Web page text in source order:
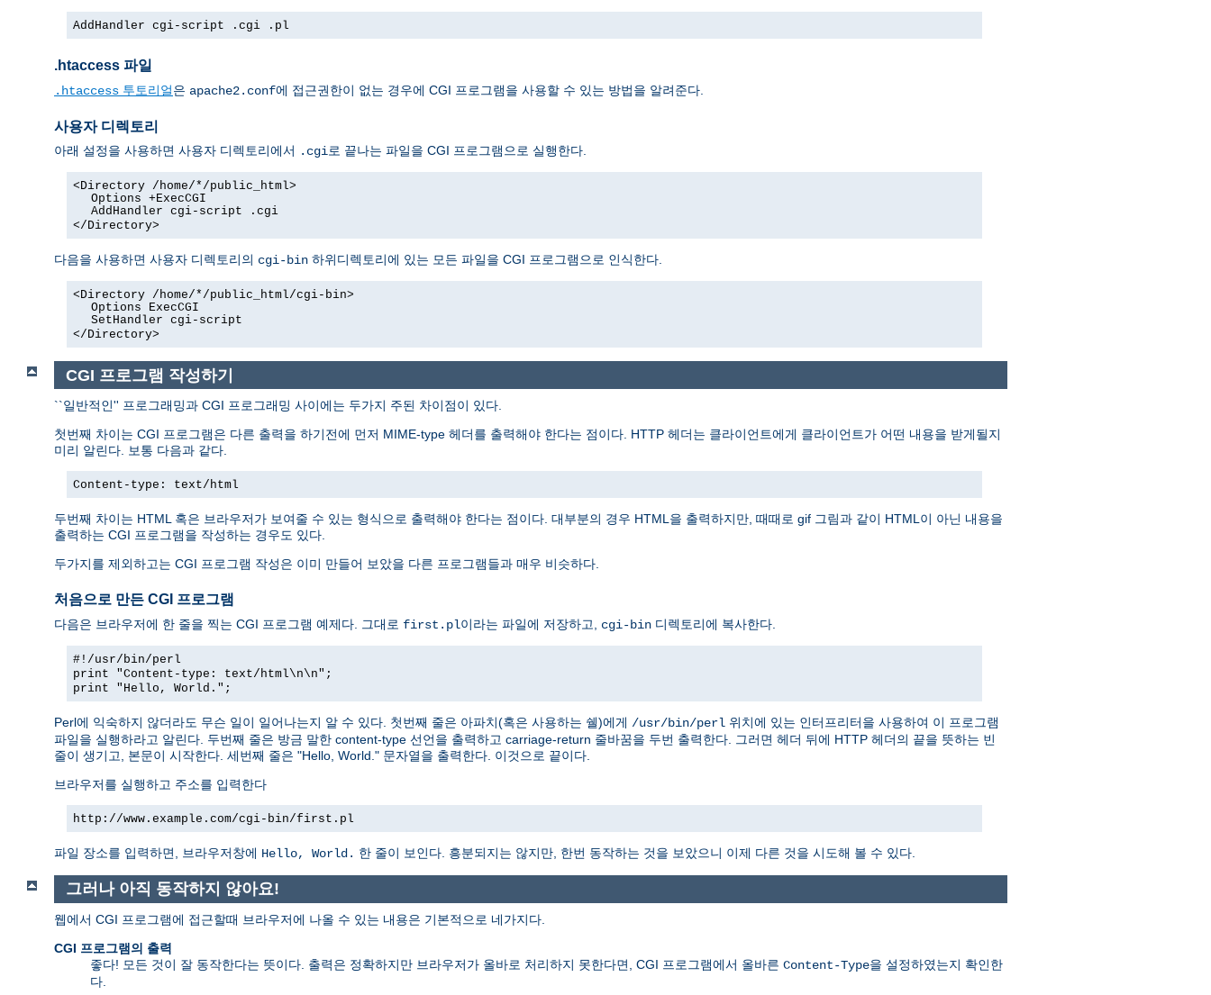
AddHandler cgi-script .cgi .pl
.htaccess 파일
.htaccess 투토리얼은 apache2.conf에 접근권한이 없는 경우에 CGI 프로그램을 사용할 수 있는 방법을 알려준다.
사용자 디렉토리
아래 설정을 사용하면 사용자 디렉토리에서 .cgi로 끝나는 파일을 CGI 프로그램으로 실행한다.
<Directory /home/*/public_html>
Options +ExecCGI
AddHandler cgi-script .cgi
</Directory>
다음을 사용하면 사용자 디렉토리의 cgi-bin 하위디렉토리에 있는 모든 파일을 CGI 프로그램으로 인식한다.
<Directory /home/*/public_html/cgi-bin>
Options ExecCGI
SetHandler cgi-script
</Directory>
CGI 프로그램 작성하기
``일반적인'' 프로그래밍과 CGI 프로그래밍 사이에는 두가지 주된 차이점이 있다.
첫번째 차이는 CGI 프로그램은 다른 출력을 하기전에 먼저 MIME-type 헤더를 출력해야 한다는 점이다. HTTP 헤더는 클라이언트에게 클라이언트가 어떤 내용을 받게될지
미리 알린다. 보통 다음과 같다.
Content-type: text/html
두번째 차이는 HTML 혹은 브라우저가 보여줄 수 있는 형식으로 출력해야 한다는 점이다. 대부분의 경우 HTML을 출력하지만, 때때로 gif 그림과 같이 HTML이 아닌 내용을
출력하는 CGI 프로그램을 작성하는 경우도 있다.
두가지를 제외하고는 CGI 프로그램 작성은 이미 만들어 보았을 다른 프로그램들과 매우 비슷하다.
처음으로 만든 CGI 프로그램
다음은 브라우저에 한 줄을 찍는 CGI 프로그램 예제다. 그대로 first.pl이라는 파일에 저장하고, cgi-bin 디렉토리에 복사한다.
#!/usr/bin/perl
print "Content-type: text/html\n\n";
print "Hello, World.";
Perl에 익숙하지 않더라도 무슨 일이 일어나는지 알 수 있다. 첫번째 줄은 아파치(혹은 사용하는 쉘)에게 /usr/bin/perl 위치에 있는 인터프리터을 사용하여 이 프로그램
파일을 실행하라고 알린다. 두번째 줄은 방금 말한 content-type 선언을 출력하고 carriage-return 줄바꿈을 두번 출력한다. 그러면 헤더 뒤에 HTTP 헤더의 끝을 뜻하는 빈
줄이 생기고, 본문이 시작한다. 세번째 줄은 "Hello, World." 문자열을 출력한다. 이것으로 끝이다.
브라우저를 실행하고 주소를 입력한다
http://www.example.com/cgi-bin/first.pl
파일 장소를 입력하면, 브라우저창에 Hello, World. 한 줄이 보인다. 흥분되지는 않지만, 한번 동작하는 것을 보았으니 이제 다른 것을 시도해 볼 수 있다.
그러나 아직 동작하지 않아요!
웹에서 CGI 프로그램에 접근할때 브라우저에 나올 수 있는 내용은 기본적으로 네가지다.
CGI 프로그램의 출력
좋다! 모든 것이 잘 동작한다는 뜻이다. 출력은 정확하지만 브라우저가 올바로 처리하지 못한다면, CGI 프로그램에서 올바른 Content-Type을 설정하였는지 확인한
다.